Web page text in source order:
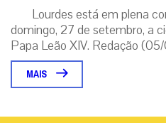
Lourdes está em plena
domingo, 27 de setembro, a
Papa Leão XIV. Redação
MAIS